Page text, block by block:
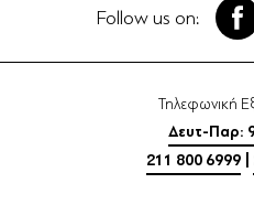
Follow us on:
Τηλεφωνική
Δευτ-Παρ:
211 800 6999